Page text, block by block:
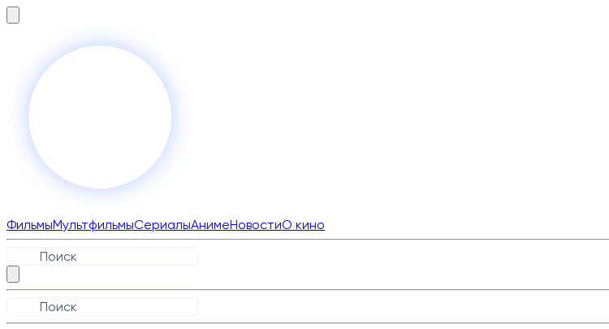
ФильмыМультфильмыСериалыАнимеНовостиО кино